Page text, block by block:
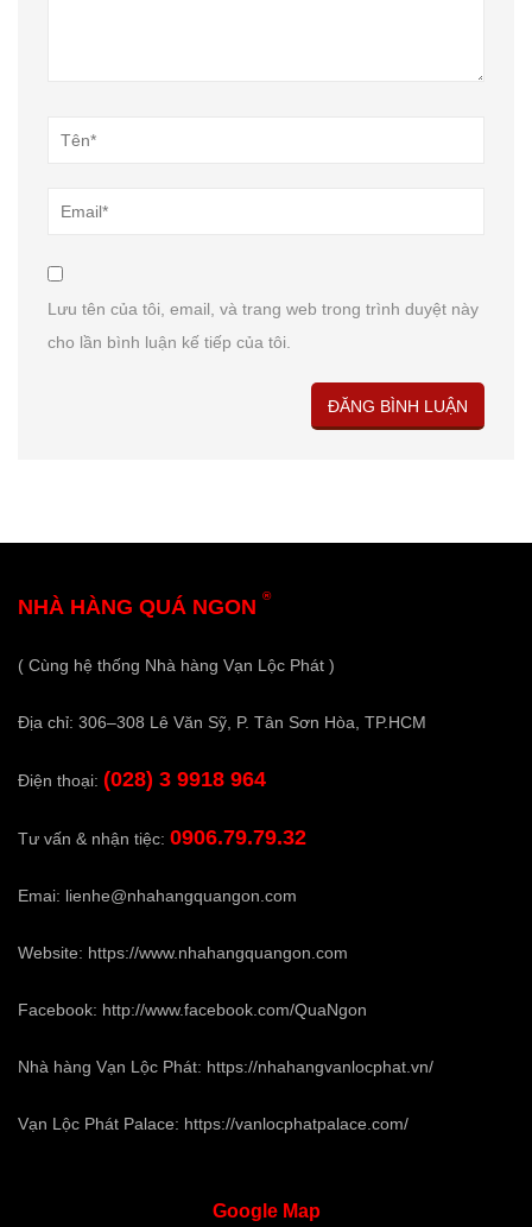
Lưu tên của tôi, email, và trang web trong trình duyệt này
cho lần bình luận kế tiếp của tôi.
NHÀ HÀNG QUÁ NGON ®
( Cùng hệ thống Nhà hàng Vạn Lộc Phát )
Địa chỉ: 306–308 Lê Văn Sỹ, P. Tân Sơn Hòa, TP.HCM
Điện thoại: (028) 3 9918 964
Tư vấn & nhận tiệc: 0906.79.79.32
Emai: lienhe@nhahangquangon.com
Website: https://www.nhahangquangon.com
Facebook: http://www.facebook.com/QuaNgon
Nhà hàng Vạn Lộc Phát: https://nhahangvanlocphat.vn/
Vạn Lộc Phát Palace: https://vanlocphatpalace.com/
GoogleMap